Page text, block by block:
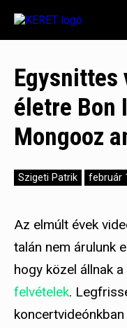
Egysnittes
életre Bon
Mongooz
Szigeti Patrik február
Az elmúlt évek
talán nem árulunk
hogy közel állnak
felvételek.
koncertvideónkban